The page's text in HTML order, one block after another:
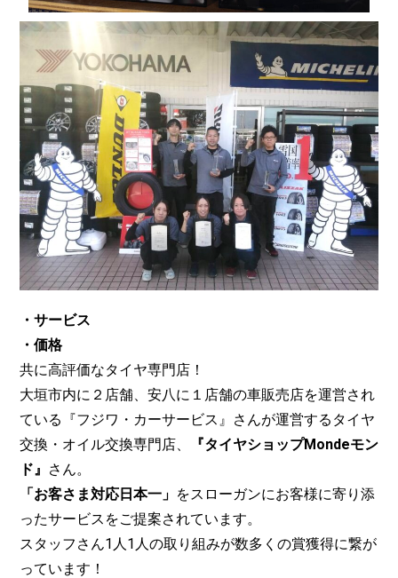
・サービス
・価格
共に高評価なタイヤ専門店！
大垣市内に２店舗、安八に１店舗の車販売店を運営され
ている『フジワ・カーサービス』さんが運営するタイヤ
交換・オイル交換専門店、
『タイヤショップMondeモン
ド』 さん。
「お客さま対応日本一」 をスローガンにお客様に寄り添
ったサービスをご提案されています。
スタッフさん1人1人の取り組みが数多くの賞獲得に繋が
っています！